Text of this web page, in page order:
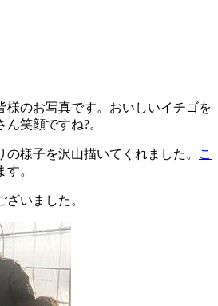
様のお写真です。おいしいイチゴを
笑顔ですね?。
様子を沢山描いてくれました。
こ
。
いました。